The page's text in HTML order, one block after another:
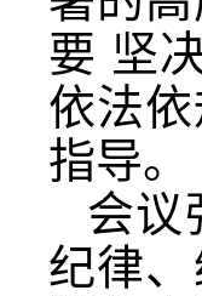
要 坚
依法
指导。
会议
纪律